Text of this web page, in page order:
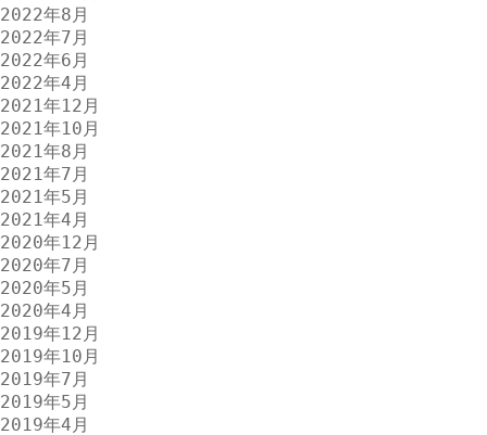
2022年8月
2022年7月
2022年6月
2022年4月
2021年12月
2021年10月
2021年8月
2021年7月
2021年5月
2021年4月
2020年12月
2020年7月
2020年5月
2020年4月
2019年12月
2019年10月
2019年7月
2019年5月
2019年4月